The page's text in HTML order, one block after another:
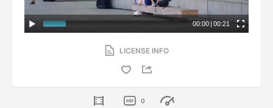
00:00 | 00:21
LICENSE INFO
0